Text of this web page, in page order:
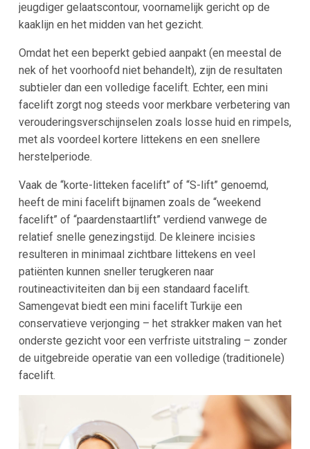
jeugdiger gelaatscontour, voornamelijk gericht op de
kaaklijn en het midden van het gezicht.
Omdat het een beperkt gebied aanpakt (en meestal de
nek of het voorhoofd niet behandelt), zijn de resultaten
subtieler dan een volledige facelift​. Echter, een mini
facelift zorgt nog steeds voor merkbare verbetering van
verouderingsverschijnselen zoals losse huid en rimpels,
met als voordeel kortere littekens en een snellere
herstelperiode​.
Vaak de “korte-litteken facelift” of “S-lift” genoemd,
heeft de mini facelift bijnamen zoals de “weekend
facelift” of “paardenstaartlift” verdiend vanwege de
relatief snelle genezingstijd​. De kleinere incisies
resulteren in minimaal zichtbare littekens en veel
patiënten kunnen sneller terugkeren naar
routineactiviteiten dan bij een standaard facelift.
Samengevat biedt een mini facelift Turkije een
conservatieve verjonging – het strakker maken van het
onderste gezicht voor een verfriste uitstraling – zonder
de uitgebreide operatie van een volledige (traditionele)
facelift​.